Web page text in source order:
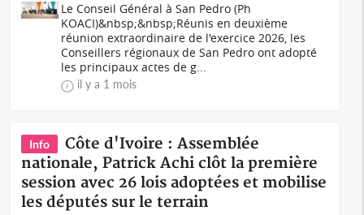
Le Conseil Général à San Pedro (Ph
KOACI)&nbsp;&nbsp;Réunis en deuxième
réunion extraordinaire de l'exercice 2026, les
Conseillers régionaux de San Pedro ont adopté
les principaux actes de g...
il y a 1 mois
Info
Côte d'Ivoire : Assemblée
nationale, Patrick Achi clôt la première
session avec 26 lois adoptées et mobilise
les députés sur le terrain